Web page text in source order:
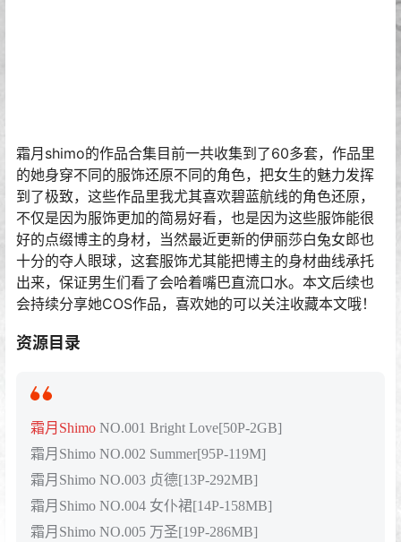
霜月shimo的作品合集目前一共收集到了60多套，作品里
的她身穿不同的服饰还原不同的角色，把女生的魅力发挥